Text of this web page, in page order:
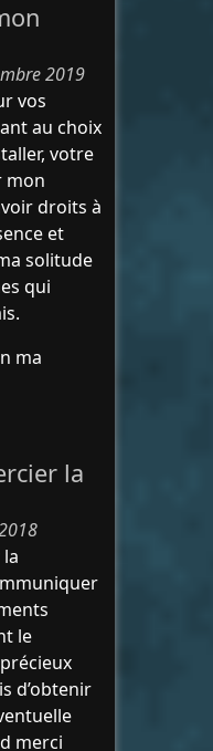
2019
vos
au choix
votre
mon
droits à
et
solitude
qui
ma
la
le
d’obtenir
merci